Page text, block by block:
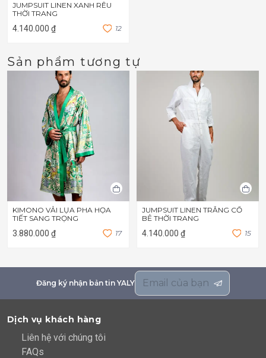
JUMPSUIT LINEN XANH RÊU
THỜI TRANG
4.140.000 ₫ 12
Sản phẩm tương tự
KIMONO VẢI LỤA PHA HỌA
TIẾT SANG TRỌNG
3.880.000 ₫ 17
JUMPSUIT LINEN TRẮNG CỔ
BẺ THỜI TRANG
4.140.000 ₫ 15
Đăng ký nhận bản tin YALY
Dịch vụ khách hàng
Liên hệ với chúng tôi
FAQs